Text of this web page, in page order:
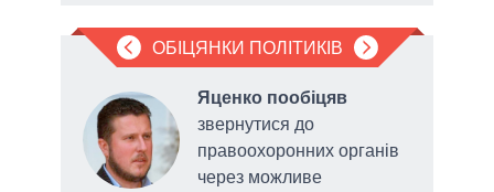
ОБІЦЯНКИ ПОЛІТИКІВ
Яценко пообіцяв
звернутися до
правоохоронних органів
через можливе